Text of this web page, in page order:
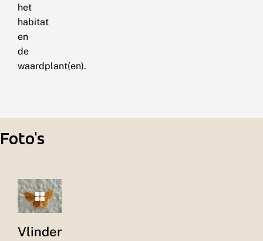
het
habitat
en
de
waardplant(en).
Foto's
Vlinder